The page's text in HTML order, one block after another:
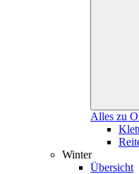
Alles zu
Winter
Übersicht